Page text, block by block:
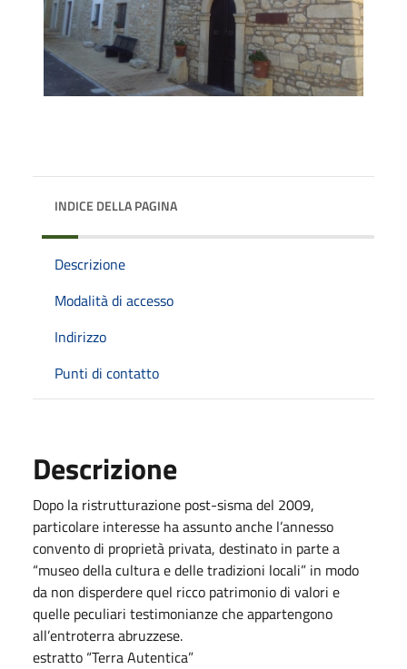
INDICE DELLA PAGINA
Descrizione
Modalità di accesso
Indirizzo
Punti di contatto
Descrizione
Dopo la ristrutturazione post-sisma del 2009,
particolare interesse ha assunto anche l’annesso
convento di proprietà privata, destinato in parte a
“museo della cultura e delle tradizioni locali” in modo
da non disperdere quel ricco patrimonio di valori e
quelle peculiari testimonianze che appartengono
all’entroterra abruzzese.
estratto “Terra Autentica”